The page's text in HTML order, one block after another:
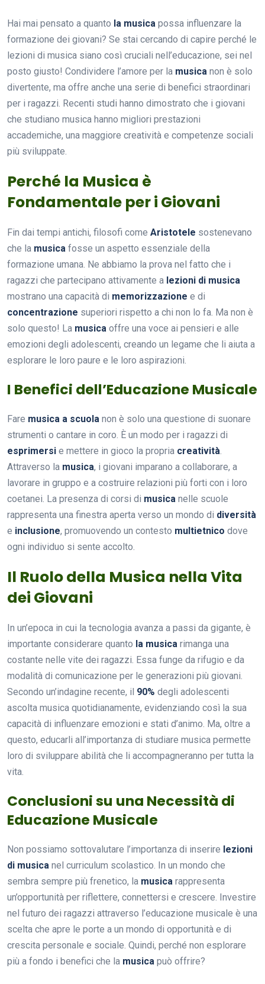
Hai mai pensato a quanto la musica possa influenzare la
formazione dei giovani? Se stai cercando di capire perché le
lezioni di musica siano così cruciali nell’educazione, sei nel
posto giusto! Condividere l’amore per la musica non è solo
divertente, ma offre anche una serie di benefici straordinari
per i ragazzi. Recenti studi hanno dimostrato che i giovani
che studiano musica hanno migliori prestazioni
accademiche, una maggiore creatività e competenze sociali
più sviluppate.
Perché la Musica è
Fondamentale per i Giovani
Fin dai tempi antichi, filosofi come Aristotele sostenevano
che la musica fosse un aspetto essenziale della
formazione umana. Ne abbiamo la prova nel fatto che i
ragazzi che partecipano attivamente a lezioni di musica
mostrano una capacità di memorizzazione e di
concentrazione superiori rispetto a chi non lo fa. Ma non è
solo questo! La musica offre una voce ai pensieri e alle
emozioni degli adolescenti, creando un legame che li aiuta a
esplorare le loro paure e le loro aspirazioni.
I Benefici dell’Educazione Musicale
Fare musica a scuola non è solo una questione di suonare
strumenti o cantare in coro. È un modo per i ragazzi di
esprimersi e mettere in gioco la propria creatività.
Attraverso la musica, i giovani imparano a collaborare, a
lavorare in gruppo e a costruire relazioni più forti con i loro
coetanei. La presenza di corsi di musica nelle scuole
rappresenta una finestra aperta verso un mondo di diversità
e inclusione, promuovendo un contesto multietnico dove
ogni individuo si sente accolto.
Il Ruolo della Musica nella Vita
dei Giovani
In un’epoca in cui la tecnologia avanza a passi da gigante, è
importante considerare quanto la musica rimanga una
costante nelle vite dei ragazzi. Essa funge da rifugio e da
modalità di comunicazione per le generazioni più giovani.
Secondo un’indagine recente, il 90% degli adolescenti
ascolta musica quotidianamente, evidenziando così la sua
capacità di influenzare emozioni e stati d’animo. Ma, oltre a
questo, educarli all’importanza di studiare musica permette
loro di sviluppare abilità che li accompagneranno per tutta la
vita.
Conclusioni su una Necessità di
Educazione Musicale
Non possiamo sottovalutare l’importanza di inserire lezioni
di musica nel curriculum scolastico. In un mondo che
sembra sempre più frenetico, la musica rappresenta
un’opportunità per riflettere, connettersi e crescere. Investire
nel futuro dei ragazzi attraverso l’educazione musicale è una
scelta che apre le porte a un mondo di opportunità e di
crescita personale e sociale. Quindi, perché non esplorare
più a fondo i benefici che la musica può offrire?